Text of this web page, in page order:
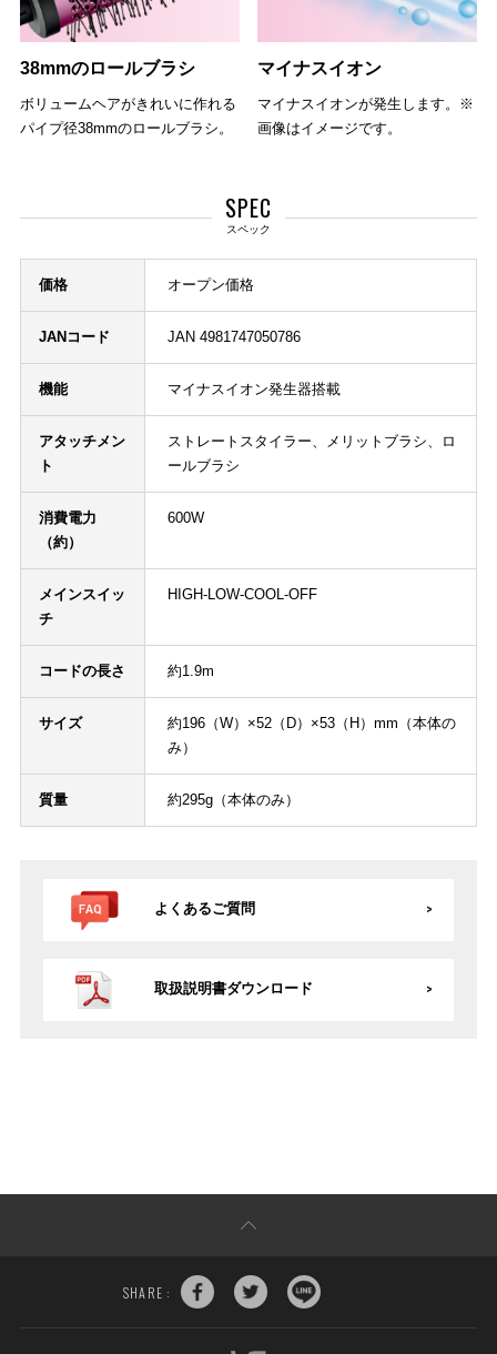
38mmのロールブラシ
ボリュームヘアがきれいに作れる
パイプ径38mmのロールブラシ。
マイナスイオン
マイナスイオンが発生します。※
画像はイメージです。
SPEC
スペック
価格 オープン価格
JANコード JAN 4981747050786
機能 マイナスイオン発生器搭載
アタッチメン
ト
ストレートスタイラー、メリットブラシ、ロ
ールブラシ
消費電力
（約）
600W
メインスイッ
チ
HIGH-LOW-COOL-OFF
コードの長さ 約1.9m
サイズ
約196（W）×52（D）×53（H）mm（本体の
み）
質量 約295g（本体のみ）
よくあるご質問
取扱説明書ダウンロード
SHARE :